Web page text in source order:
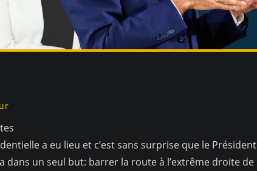
a eu lieu et c’est sans surprise que le Président
dans un seul but: barrer la route à l’extrême droite de